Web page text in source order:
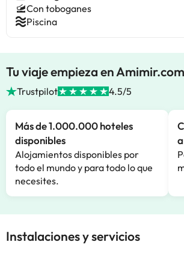
Con toboganes
Piscina
Tu viaje empieza en Amimir.com
Trustpilot 4.5/5
Más de 1.000.000 hoteles
disponibles
Alojamientos disponibles por
todo el mundo y para todo lo que
necesites.
Instalaciones y servicios